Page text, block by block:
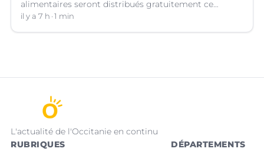
alimentaires seront distribués gratuitement ce
vendredi 7 août par les bénévoles de la Table Ouverte
à Nîmes (Gard).
il y a 7 h 1 min
L'actualité de l'Occitanie en continu
RUBRIQUES
DÉPARTEMENTS